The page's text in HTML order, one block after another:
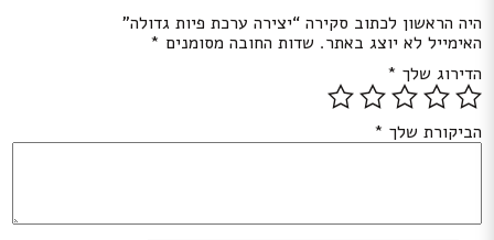
היה הראשון לכתוב סקירה “יצירה ערכת פיות גדולה”
האימייל לא יוצג באתר. שדות החובה מסומנים *
הדירוג שלך *
הביקורת שלך *